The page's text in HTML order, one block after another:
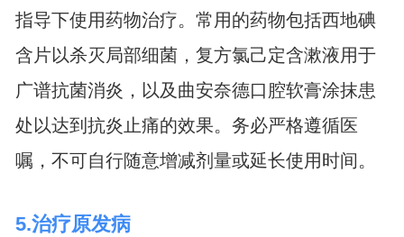
指导下使用药物治疗。常用的药物包括西地碘
含片以杀灭局部细菌，复方氯己定含漱液用于
广谱抗菌消炎，以及曲安奈德口腔软膏涂抹患
处以达到抗炎止痛的效果。务必严格遵循医
嘱，不可自行随意增减剂量或延长使用时间。
5.治疗原发病